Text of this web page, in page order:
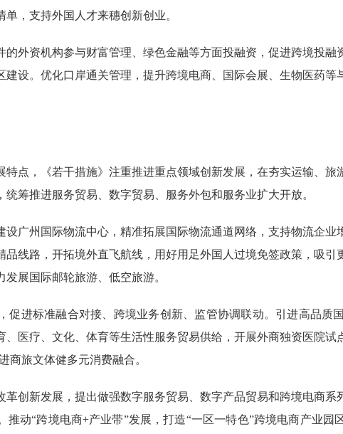
，支持外国人才来穗创新创业。
资机构参与财富管理、绿色金融等方面投融资，促进跨境投融
设。优化口岸通关管理，提升跨境电商、国际会展、生物医药等
，《若干措施》注重推进重点领域创新发展，在夯实运输、旅
筹推进服务贸易、数字贸易、服务外包和服务业扩大开放。
州国际物流中心，精准拓展国际物流通道网络，支持物流企业
线路，开拓境外直飞航线，用好用足外国人过境免签政策，吸引
展国际邮轮旅游、低空旅游。
进标准融合对接、跨境业务创新、监管协调联动。引进高品质
、医疗、文化、体育等生活性服务贸易供给，开展外商独资医院
商旅文体健多元消费融合。
新发展，提出做强数字服务贸易、数字产品贸易和跨境电商系
推动“跨境电商+产业带”发展，打造“一区一特色”跨境电商产业园